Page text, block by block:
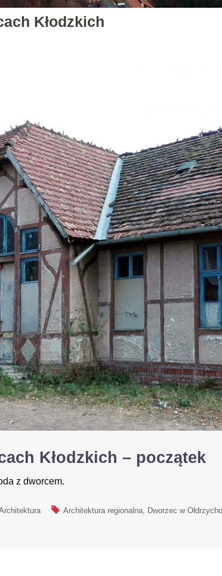
Kłodzkich
Kłodzkich – początek
z dworcem.
Architektura regionalna Dworzec w